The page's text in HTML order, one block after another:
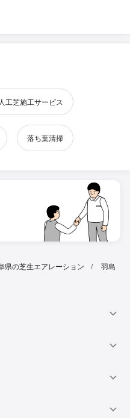
人工芝施工サービス
落ち葉清掃
県の芝生エアレーション
羽島